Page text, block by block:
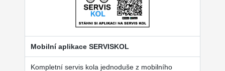
Mobilní aplikace SERVISKOL
Kompletní servis kola jednoduše z mobilního